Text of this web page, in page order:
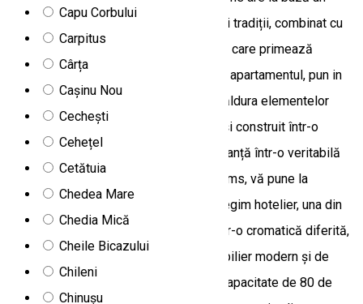
Capu Corbului
Carpitus
Cârța
Cașinu Nou
Cechești
Cehețel
Cetătuia
Chedea Mare
Chedia Mică
Cheile Bicazului
Chileni
Chinușu
melange între respectul pentru natură și tradiții, combinat cu
un design modern, elegant și primitor in care primează
calitatea și confortul. Fiecare cameră și apartamentul, pun in
valoare cadrul spectaculos, lumina și căldura elementelor
naturale, fiecare detaliu fiind conceput și construit într-o
manieră care sa transforme fiecare vacanță într-o veritabilă
delectare! Belvedere Restaurant & Rooms, vă pune la
dispoziție posibilitatea de a alege, in regim hotelier, una din
cele 7 camere duble ce se disting printr-o cromatică diferită,
și un apartament, atent decorate cu mobilier modern și de
calitate. Restaurantul Belvedere are o capacitate de 80 de